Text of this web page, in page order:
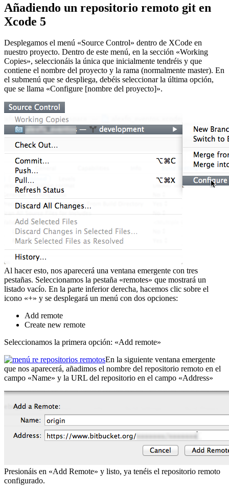
Añadiendo un repositorio remoto git en
Xcode 5
Desplegamos el menú «Source Control» dentro de XCode en
nuestro proyecto. Dentro de este menú, en la sección «Working
Copies», seleccionáis la única que inicialmente tendréis y que
contiene el nombre del proyecto y la rama (normalmente master). En
el submenú que se despliega, debéis seleccionar la última opción,
que se llama «Configure [nombre del proyecto]».
Al hacer esto, nos aparecerá una ventana emergente con tres
pestañas. Seleccionamos la pestaña «remotes» que mostrará un
listado vacío. En la parte inferior derecha, hacemos clic sobre el
icono «+» y se desplegará un menú con dos opciones:
Add remote
Create new remote
Seleccionamos la primera opción: «Add remote»
En la siguiente ventana emergente
que nos aparecerá, añadimos el nombre del repositorio remoto en el
campo «Name» y la URL del repositorio en el campo «Address»
Presionáis en «Add Remote» y listo, ya tenéis el repositorio remoto
configurado.